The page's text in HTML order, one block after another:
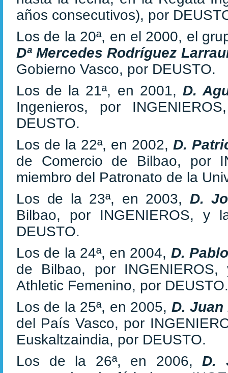
años consecutivos), por
Los de la 20ª, en el 2000, el
Dª Mercedes Rodríguez
Gobierno Vasco, por DEUSTO.
Los de la 21ª, en 2001, D.
Ingenieros, por
DEUSTO.
Los de la 22ª, en 2002, D.
de Comercio de Bilbao, por
miembro del Patronato de la
Los de la 23ª, en 2003, D.
Bilbao, por INGENIEROS, y
DEUSTO.
Los de la 24ª, en 2004, D.
de Bilbao, por
Athletic Femenino, por DEUSTO.
Los de la 25ª, en 2005, D.
del País Vasco, por
Euskaltzaindia, por DEUSTO.
Los de la 26ª, en 2006,D.